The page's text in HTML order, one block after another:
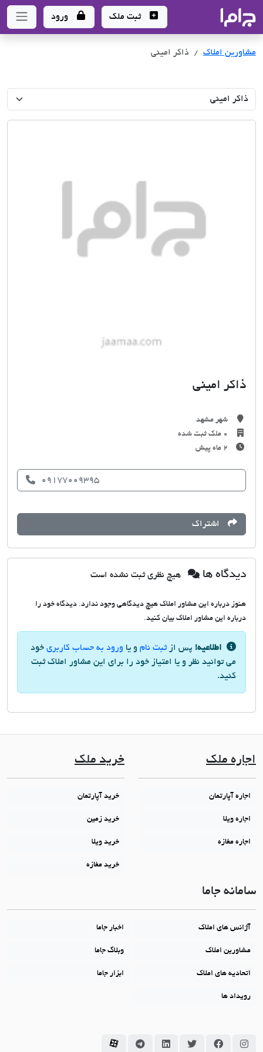
- سامانه جامع املاک و مشاورین املاک
ثبت ملک ورود
مشاورین املاک ذاکر امینی
ذاکر امینی
شهر مشهد
۲ ماه پیش
09177009395
اشتراک
دیدگاه ها هیچ نظری ثبت نشده است
هنوز درباره این مشاور املاک هیچ دیدگاهی وجود ندارد. دیدگاه خود را
درباره این مشاور املاک بیان کنید.
اطلاعیه! پس ازثبت نام و یا ورود به حساب کاربری خود
می توانید نظر و یا امتیاز خود را برای این مشاور املاک ثبت
کنید.
اجاره ملک
اجاره آپارتمان
اجاره ویلا
اجاره مغازه
خرید ملک
خرید آپارتمان
خرید زمین
خرید ویلا
خرید مغازه
سامانه جاما
آژانس های املاک اخبار جاما
مشاورین املاک وبلاگ جاما
اتحادیه های املاک ابزار جاما
رویداد ها
سامانه جاما در اینستاگرام
سامانه جاما در فیسبوک
سامانه جاما در توئیتر
سامانه جاما در لینکداین
سامانه جاما در تلگرام
سامانه جاما در آپارات